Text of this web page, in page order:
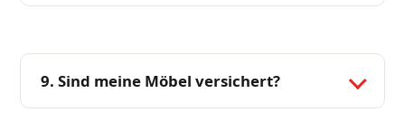
9. Sind meine Möbel versichert?